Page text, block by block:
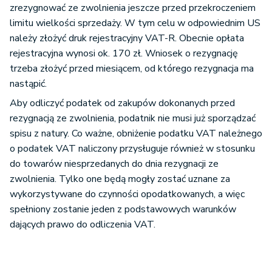
zrezygnować ze zwolnienia jeszcze przed przekroczeniem
limitu wielkości sprzedaży. W tym celu w odpowiednim US
należy złożyć druk rejestracyjny VAT-R. Obecnie opłata
rejestracyjna wynosi ok. 170 zł. Wniosek o rezygnację
trzeba złożyć przed miesiącem, od którego rezygnacja ma
nastąpić.
Aby odliczyć podatek od zakupów dokonanych przed
rezygnacją ze zwolnienia, podatnik nie musi już sporządzać
spisu z natury. Co ważne, obniżenie podatku VAT należnego
o podatek VAT naliczony przysługuje również w stosunku
do towarów niesprzedanych do dnia rezygnacji ze
zwolnienia. Tylko one będą mogły zostać uznane za
wykorzystywane do czynności opodatkowanych, a więc
spełniony zostanie jeden z podstawowych warunków
dających prawo do odliczenia VAT.